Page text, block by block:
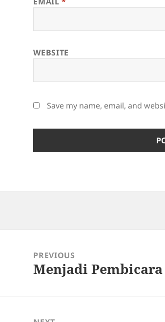
WEBSITE
Save my name, email, and
navigationPREVIOUS
Previous
Menjadi Pembicara